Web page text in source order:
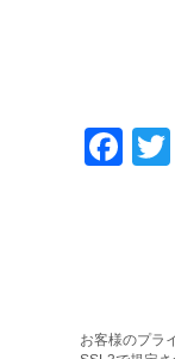
お客様のプラ